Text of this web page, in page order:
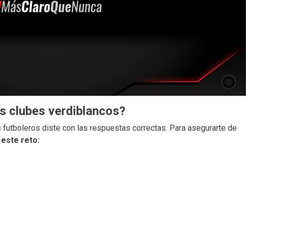
clubes verdiblancos?
diste con las respuestas correctas. Para asegurarte de
este reto: